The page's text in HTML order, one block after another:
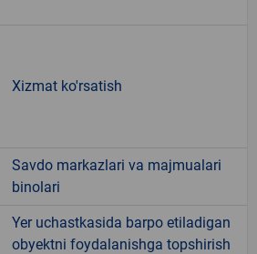
Xizmat ko'rsatish
Savdo markazlari va majmualari
binolari
Yer uchastkasida barpo etiladigan
obyektni foydalanishga topshirish